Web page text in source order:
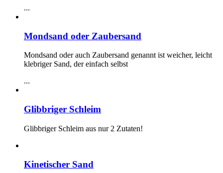
...
Mondsand oder Zaubersand
Mondsand oder auch Zaubersand genannt ist weicher, leicht
klebriger Sand, der einfach selbst
...
Glibbriger Schleim
Glibbriger Schleim aus nur 2 Zutaten!
Kinetischer Sand